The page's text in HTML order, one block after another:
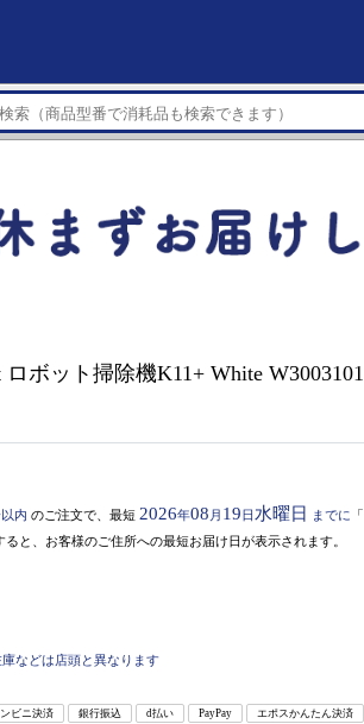
ボット掃除機K11+ White W3003101
内 のご注文で、最短 2026年08 月 19日 水曜日 までに 「
ると、お客様のご住所への最短お届け日が表示されます。
などは店頭と異なります
ビニ決済 銀行振込 d払い PayPay エポスかんたん決済